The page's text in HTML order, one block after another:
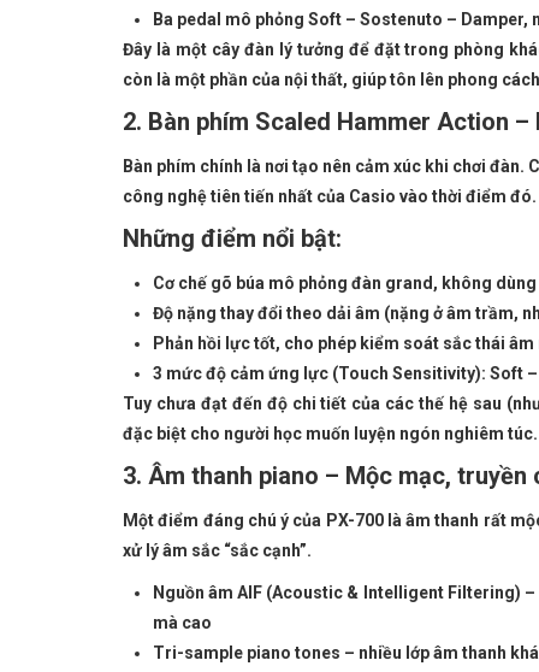
Ba pedal mô phỏng Soft – Sostenuto – Damper,
Đây là một cây đàn lý tưởng để đặt trong phòng
còn là một phần của nội thất, giúp tôn lên phong
2. Bàn phím Scaled Hammer Action
Bàn phím chính là nơi tạo nên cảm xúc khi chơi
công nghệ tiên tiến nhất của Casio vào thời điểm đó.
Những điểm nổi bật:
Cơ chế gõ búa mô phỏng đàn grand, không
Độ nặng thay đổi theo dải âm (nặng ở âm trầm,
Phản hồi lực tốt, cho phép kiểm soát sắc thái
3 mức độ cảm ứng lực (Touch Sensitivity): Soft
Tuy chưa đạt đến độ chi tiết của các thế hệ sau
đặc biệt cho người học muốn luyện ngón nghiêm túc.
3. Âm thanh piano – Mộc mạc,
Một điểm đáng chú ý của PX-700 là âm thanh rất
xử lý âm sắc “sắc cạnh”.
Nguồn âm AIF (Acoustic & Intelligent Filtering)
mà cao
Tri-sample piano tones – nhiều lớp âm thanh